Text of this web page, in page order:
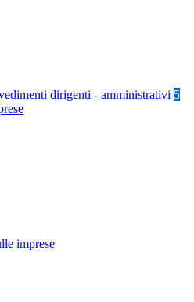
dirigenti - amministrativi 5
imprese